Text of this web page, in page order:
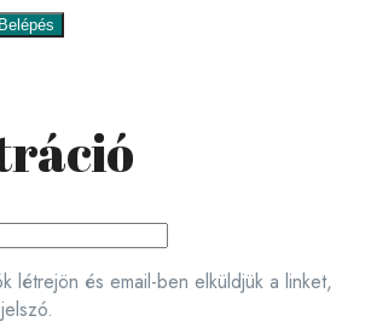
Belépés
létrejön és email-ben elküldjük a linket,